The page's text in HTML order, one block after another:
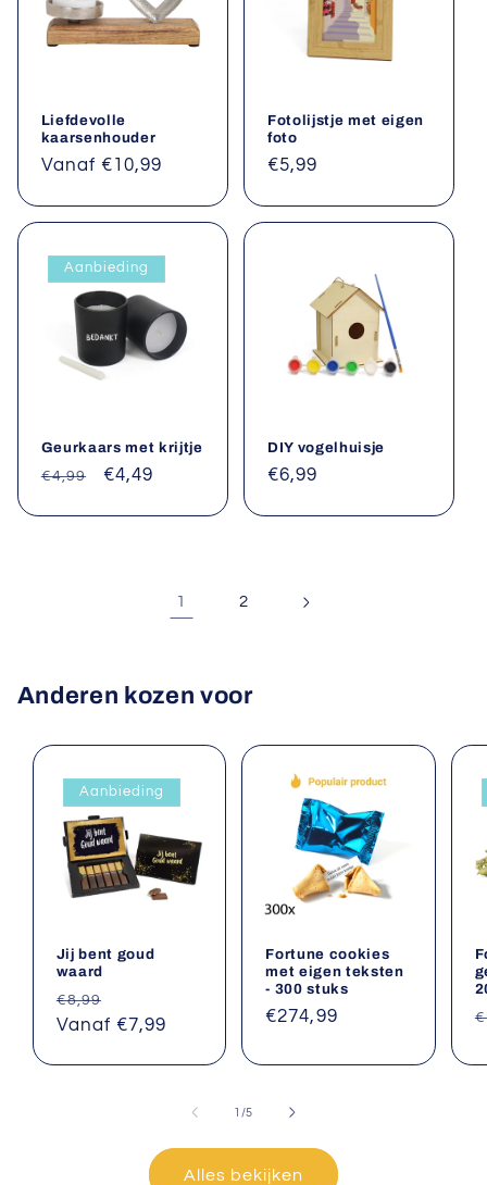
Liefdevolle
kaarsenhouder
Normale
Vanaf €10,99
Fotolijstje met eigen
foto
Normale
€5,99
Aanbieding
Geurkaars met krijtje
Normale
€4,99 Aanbiedingsprijs
€4,49
DIY vogelhuisje
Normale
€6,99
1 2
Anderen kozen voor
Aanbieding
Jij bent goud
waard
Normale
prijs
€8,99
Vanaf €7,99
Fortune cookies
met eigen teksten
- 300 stuks
Normale
€274,99
1 /van
5
Alles bekijken